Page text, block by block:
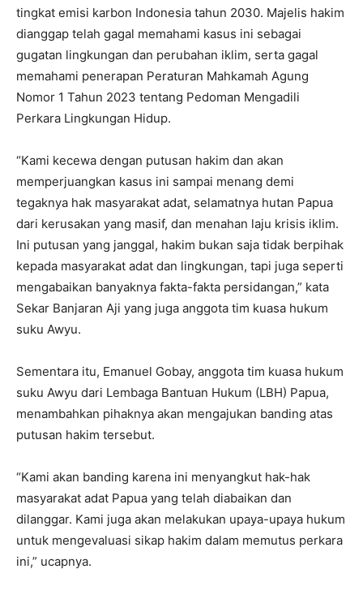
tingkat emisi karbon Indonesia tahun 2030. Majelis hakim
dianggap telah gagal memahami kasus ini sebagai
gugatan lingkungan dan perubahan iklim, serta gagal
memahami penerapan Peraturan Mahkamah Agung
Nomor 1 Tahun 2023 tentang Pedoman Mengadili
Perkara Lingkungan Hidup.
“Kami kecewa dengan putusan hakim dan akan
memperjuangkan kasus ini sampai menang demi
tegaknya hak masyarakat adat, selamatnya hutan Papua
dari kerusakan yang masif, dan menahan laju krisis iklim.
Ini putusan yang janggal, hakim bukan saja tidak berpihak
kepada masyarakat adat dan lingkungan, tapi juga seperti
mengabaikan banyaknya fakta-fakta persidangan,” kata
Sekar Banjaran Aji yang juga anggota tim kuasa hukum
suku Awyu.
Sementara itu, Emanuel Gobay, anggota tim kuasa hukum
suku Awyu dari Lembaga Bantuan Hukum (LBH) Papua,
menambahkan pihaknya akan mengajukan banding atas
putusan hakim tersebut.
“Kami akan banding karena ini menyangkut hak-hak
masyarakat adat Papua yang telah diabaikan dan
dilanggar. Kami juga akan melakukan upaya-upaya hukum
untuk mengevaluasi sikap hakim dalam memutus perkara
ini,” ucapnya.